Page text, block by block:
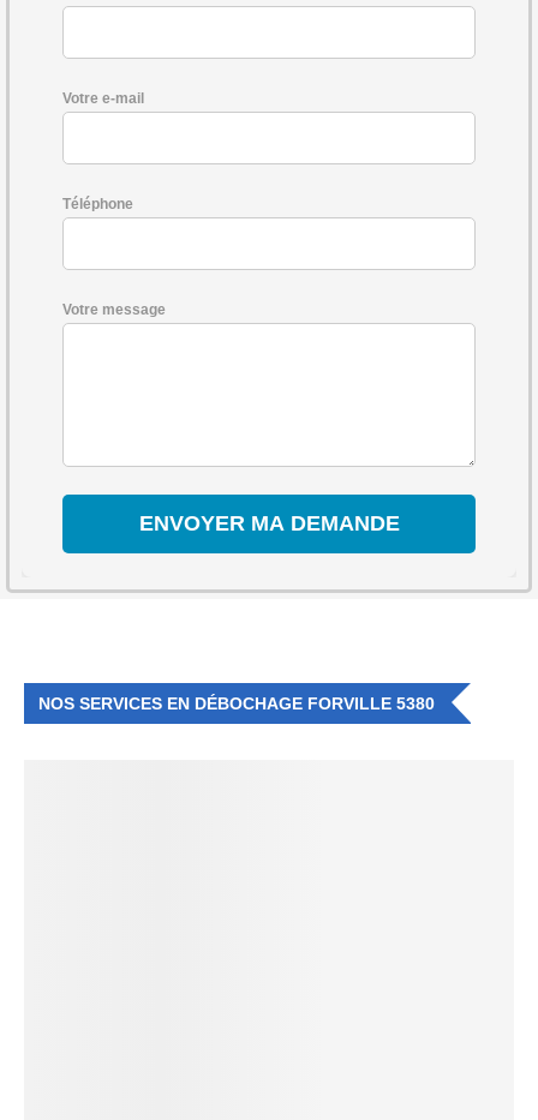
Votre e-mail
Téléphone
Votre message
NOS SERVICES EN DÉBOCHAGE FORVILLE 5380